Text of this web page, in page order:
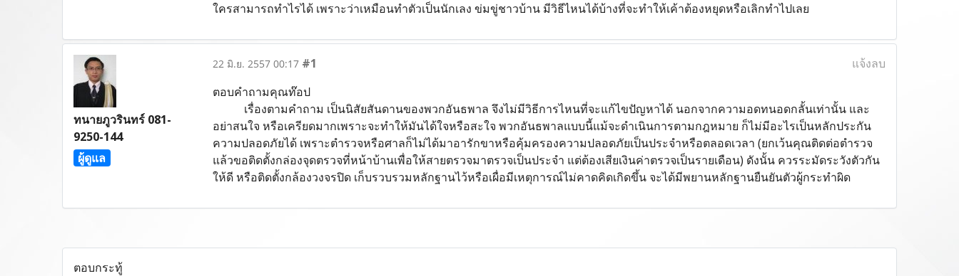
ใครสามารถทำไรได้ เพราะว่าเหมือนทำตัวเป็นนักเลง ข่มขู่ชาวบ้าน มีวิธีไหนได้บ้างที่จะทำให้เค้าต้องหยุดหรือเลิกทำไปเลย
ทนายภูวรินทร์ 081-
9250-144
ผู้ดูแล
22 มิ.ย. 2557 00:17 #1
แจ้งลบ
ตอบคำถามคุณท๊อป
เรื่องตามคำถาม เป็นนิสัยสันดานของพวกอันธพาล จึงไม่มีวิธีการไหนที่จะแก้ไขปัญหาได้ นอกจากความอดทนอดกลั้นเท่านั้น และ
อย่าสนใจ หรือเครียดมากเพราะจะทำให้มันได้ใจหรือสะใจ พวกอันธพาลแบบนี้แม้จะดำเนินการตามกฎหมาย ก็ไม่มีอะไรเป็นหลักประกัน
ความปลอดภัยได้ เพราะตำรวจหรือศาลก็ไม่ได้มาอารักขาหรือคุ้มครองความปลอดภัยเป็นประจำหรือตลอดเวลา (ยกเว้นคุณติดต่อตำรวจ
แล้วขอติดตั้งกล่องจุดตรวจที่หน้าบ้านเพื่อให้สายตรวจมาตรวจเป็นประจำ แต่ต้องเสียเงินค่าตรวจเป็นรายเดือน) ดังนั้น ควรระมัดระวังตัวกัน
ให้ดี หรือติดตั้งกล้องวงจรปิด เก็บรวบรวมหลักฐานไว้หรือเผื่อมีเหตุการณ์ไม่คาดคิดเกิดขึ้น จะได้มีพยานหลักฐานยืนยันตัวผู้กระทำผิด
ตอบกระทู้